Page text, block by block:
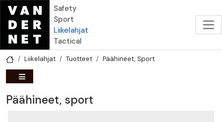
Hyppää pääsisältöön
Safety
Sport
Liikelahjat
Tactical
Liikelahjat Tuotteet Päähineet, Sport
Päähineet, sport